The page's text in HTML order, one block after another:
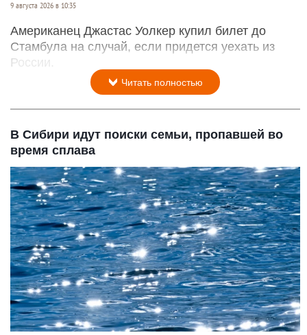
9 августа 2026 в 10:35
Американец Джастас Уолкер купил билет до
Стамбула на случай, если придется уехать из
России.
Читать полностью
В Сибири идут поиски семьи, пропавшей во
время сплава